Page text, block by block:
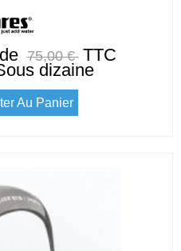
75,00 € TTC
dizaine
Au Panier